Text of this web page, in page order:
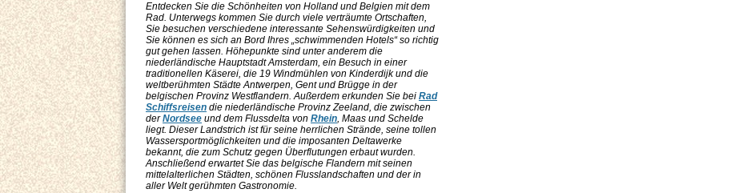
Entdecken Sie die Schönheiten von Holland und Belgien mit dem
Rad. Unterwegs kommen Sie durch viele verträumte Ortschaften,
Sie besuchen verschiedene interessante Sehenswürdigkeiten und
Sie können es sich an Bord Ihres „schwimmenden Hotels“ so richtig
gut gehen lassen. Höhepunkte sind unter anderem die
niederländische Hauptstadt Amsterdam, ein Besuch in einer
traditionellen Käserei, die 19 Windmühlen von Kinderdijk und die
weltberühmten Städte Antwerpen, Gent und Brügge in der
belgischen Provinz Westflandern. Außerdem erkunden Sie bei Rad
Schiffsreisen die niederländische Provinz Zeeland, die zwischen
derNordsee und dem Flussdelta von Rhein, Maas und Schelde
liegt. Dieser Landstrich ist für seine herrlichen Strände, seine tollen
Wassersportmöglichkeiten und die imposanten Deltawerke
bekannt, die zum Schutz gegen Überflutungen erbaut wurden.
Anschließend erwartet Sie das belgische Flandern mit seinen
mittelalterlichen Städten, schönen Flusslandschaften und der in
aller Welt gerühmten Gastronomie.